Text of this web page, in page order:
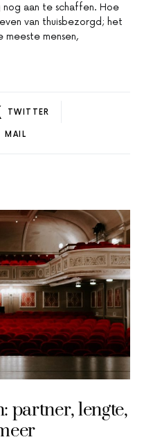
aan te schaffen. Hoe
van thuisbezorgd; het
meeste mensen,
TWITTER
MAIL
partner, lengte,